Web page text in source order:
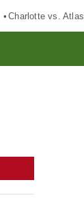
Charlotte vs. Atlas